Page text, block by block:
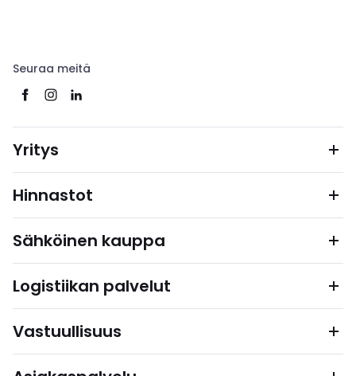
Seuraa meitä
Yritys
Hinnastot
Sähköinen kauppa
Logistiikan palvelut
Vastuullisuus